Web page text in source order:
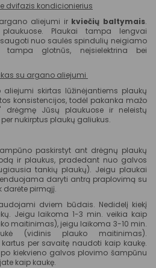
dvifazis kondicionierius
aliejumi ir kviečių baltymais.
Plaukai tampa lengvai
nuo saulės spindulių neigiamo
tampa glotnūs, neįsielektrina bei
su argano aliejumi
skirtas lūžinėjantiems plaukų
konsistencijos, todėl pakanka mažo
drėgmę Jūsų plaukuose ir neleistų
nukirptus plaukų galiukus.
paskirstyt ant drėgnų plaukų
ir plaukus, pradedant nuo galvos
tankių plaukų). Jeigu plaukai
daryti antrą praplovimą su
darėte pirmąjį.
dviem būdais. Nedidelį kiekį
Jeigu laikoma 1-3 min. veikia kaip
maitinimas), jeigu laikoma 3-10 min.
(vidinis plauko maitinimas).
per savaitę naudoti kaip kaukę.
kiekvieno galvos plovimo šampūnu
kaip kaukę.